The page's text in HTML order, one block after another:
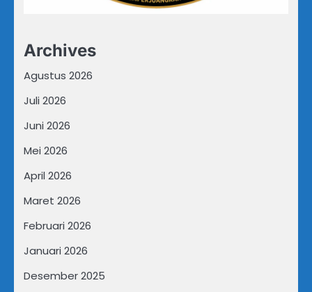
Archives
Agustus 2026
Juli 2026
Juni 2026
Mei 2026
April 2026
Maret 2026
Februari 2026
Januari 2026
Desember 2025